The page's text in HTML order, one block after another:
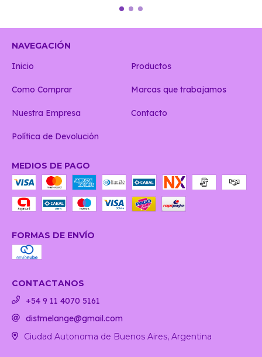
NAVEGACIÓN
Inicio
Productos
Como Comprar Marcas que trabajamos
Nuestra Empresa Contacto
Política de Devolución
MEDIOS DE PAGO
FORMAS DE ENVÍO
CONTACTANOS
+54 9 11 4070 5161
distmelange@gmail.com
Ciudad Autonoma de Buenos Aires, Argentina